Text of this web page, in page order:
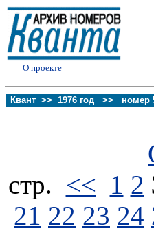
О проекте
Квант >> 1976 год >> номер
стp. << 1 2
21 22 23 24